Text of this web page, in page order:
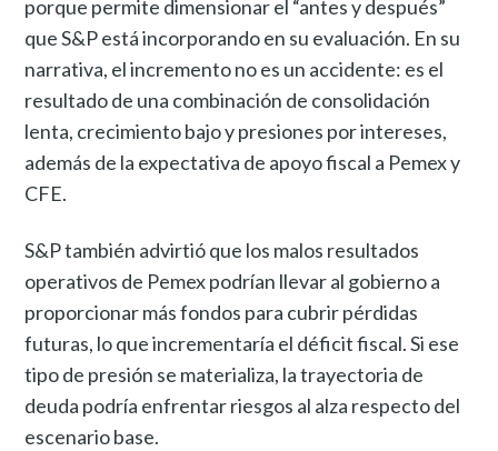
porque permite dimensionar el “antes y después”
que S&P está incorporando en su evaluación. En su
narrativa, el incremento no es un accidente: es el
resultado de una combinación de consolidación
lenta, crecimiento bajo y presiones por intereses,
además de la expectativa de apoyo fiscal a Pemex y
CFE.
S&P también advirtió que los malos resultados
operativos de Pemex podrían llevar al gobierno a
proporcionar más fondos para cubrir pérdidas
futuras, lo que incrementaría el déficit fiscal. Si ese
tipo de presión se materializa, la trayectoria de
deuda podría enfrentar riesgos al alza respecto del
escenario base.